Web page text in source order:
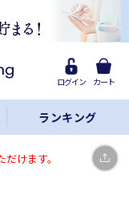
ログイン カート
ランキング
X
リンクをコピー
けます。